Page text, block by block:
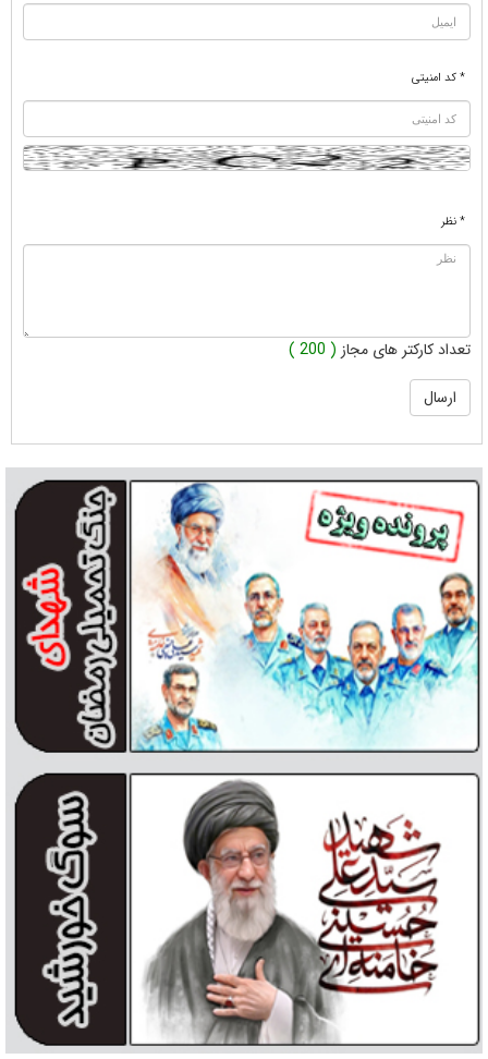
* کد امنیتی
* نظر
تعداد کارکتر های مجاز ( 200 )